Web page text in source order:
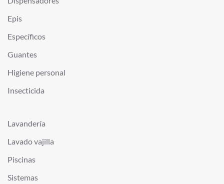
Epis
Específicos
Guantes
Higiene personal
Insecticida
Lavandería
Lavado vajilla
Piscinas
Sistemas